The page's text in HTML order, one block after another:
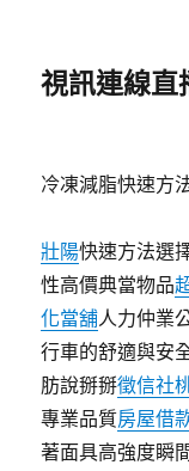
視訊連線直
冷凍減脂快速方
壯陽快速方法選
性高價典當物品
化當舖人力仲業
行車的舒適與安
肪說掰掰徵信社
專業品質房屋借
著面具高強度瞬